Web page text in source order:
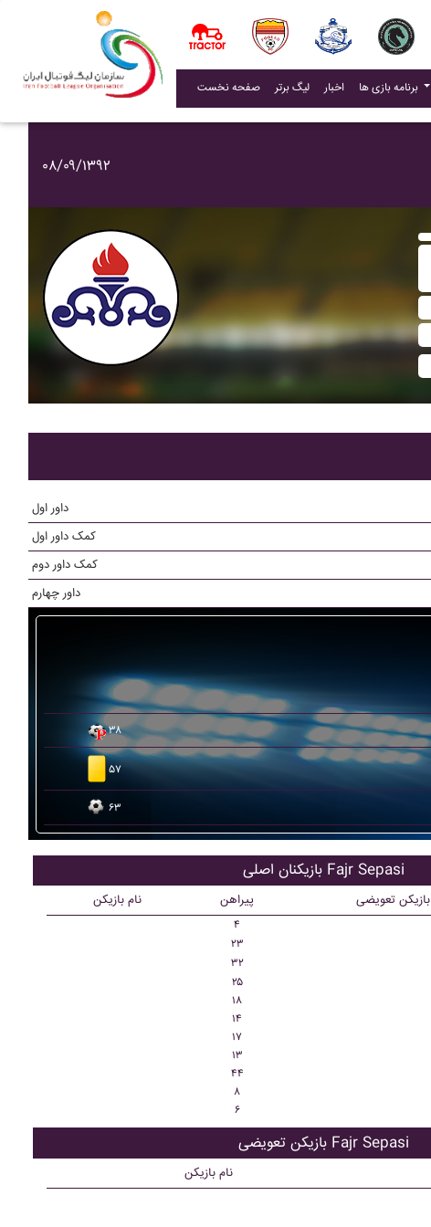
صفحه نخست لیگ برتر اخبار(current) برنامه بازی ها
۰۸/۰۹/۱۳۹۲
داور اول
کمک داور اول
کمک داور دوم
داور چهارم
۳۸
۵۷
۶۳
بازیکنان اصلی Fajr Sepasi
نام بازیکن پیراهن بازیکن تعویضی
۴
۲۳
۳۲
۲۵
۱۸
۱۴
۱۷
۱۳
۴۴
۸
۶
بازیکن تعویضی Fajr Sepasi
نام بازیکن